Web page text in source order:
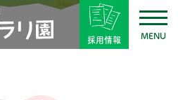
採用情報
MENU